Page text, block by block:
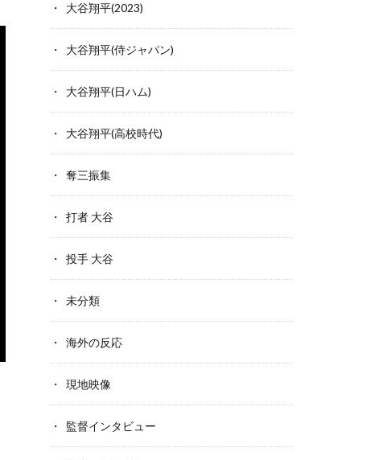
大谷翔平(2023)
大谷翔平(侍ジャパン)
大谷翔平(日ハム)
大谷翔平(高校時代)
奪三振集
打者 大谷
投手 大谷
未分類
海外の反応
現地映像
監督インタビュー